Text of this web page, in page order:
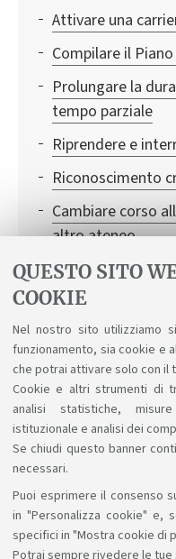
QUESTO SITO
COOKIE
Nel nostro sito utilizziamo
funzionamento, sia cookie e
che potrai attivare solo con il
Cookie e altri strumenti di
analisi statistiche,
istituzionale e analisi dei
Se chiudi questo banner
necessari.
Puoi esprimere il consenso
in "Personalizza cookie" e,
specifici in "Mostra cookie di
Potrai sempre rivedere le
Attivare una
Compilare il
Prolungare la
tempo parziale
Riprendere e
Riconoscimento
Cambiare corso
altro ateneo
Gestire un
Conciliare studio
Conciliare studio
Rinnovo del
Sosteniamo